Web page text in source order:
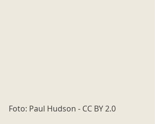
Foto: Paul Hudson - CC BY 2.0